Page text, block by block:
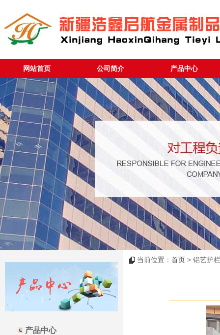
网站首页 公司简介 产品中心
产品中心
当前位置： 首页 > 铝艺护